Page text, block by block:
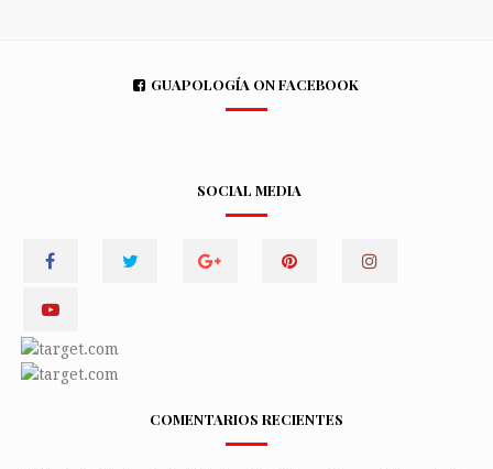
GUAPOLOGÍA ON FACEBOOK
SOCIAL MEDIA
COMENTARIOS RECIENTES